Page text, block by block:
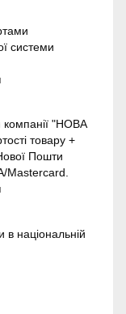
системи
компанії "НОВА
товару +
Пошти
Mastercard.
в національній